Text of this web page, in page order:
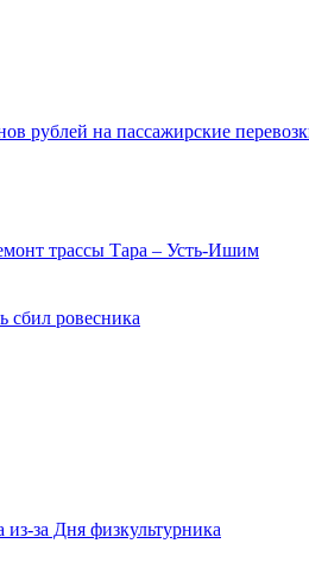
рублей на пассажирские
трассы Тара – Усть-Ишим
сбил ровесника
за Дня физкультурника